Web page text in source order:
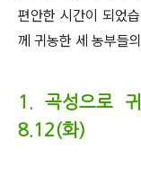
편안한 시간이 되었
께 귀농한 세 농부들
1. 곡성으로
8.12(화)